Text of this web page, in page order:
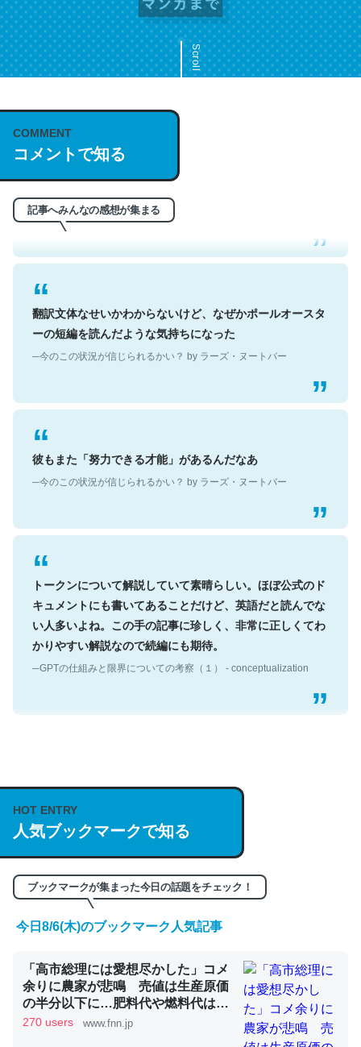
Scroll
COMMENT
コメントで知る
記事へみんなの感想が集まる
これは名文。彼はとてもクレバーなんだろうなと凄く思
う。英語少しでも読める人は原文もお勧め。自分はこの流
れ好き。Let’s Fucking Go. Then Covid hit. Shit.
─今のこの状況が信じられるかい？ by ラーズ・ヌートバー
翻訳文体なせいかわからないけど、なぜかポールオースタ
ーの短編を読んだような気持ちになった
彼もまた「努力できる才能」があるんだなあ
トークンについて解説していて素晴らしい。ほぼ公式のド
キュメントにも書いてあることだけど、英語だと読んでな
い人多いよね。この手の記事に珍しく、非常に正しくてわ
かりやすい解説なので続編にも期待。
https://isobe324649.hatenablog.com/entry/2023/03/27
/064121
くらい。小説でいう「ずっと前の伏線」は回収されないけ
ど、短期記憶というには多い分量。進化すればするほど分
かりやすく強くなりそう
─GPTの仕組みと限界についての考察（１） - conceptualization
HOT ENTRY
人気ブックマークで知る
ブックマークが集まった今日の話題をチェック！
今日8/6(木)のブックマーク人気記事
「高市総理には愛想尽かした」コメ
余りに農家が悲鳴 売値は生産原価
の半分以下に…肥料代や燃料代は高
騰「今年でやめる」農家も｜FNNプ
270 users www.fnn.jp